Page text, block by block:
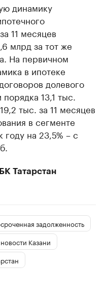
динамику
11 месяцев
млрд за тот же
На первичном
в ипотеке
долевого
13,1 тыс.
тыс. за 11 месяцев
в сегменте
году на 23,5% – с
Татарстан
задолженность
новости Казани